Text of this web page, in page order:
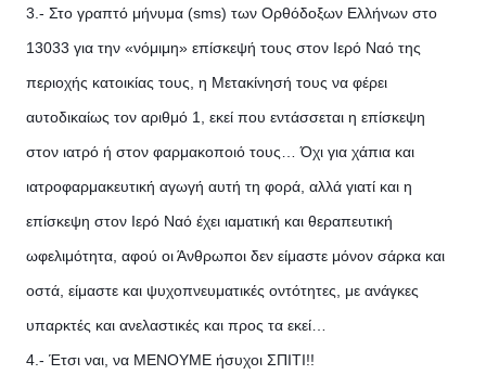
3.- Στο γραπτό μήνυμα (sms) των Ορθόδοξων Ελλήνων στο
13033 για την «νόμιμη» επίσκεψή τους στον Ιερό Ναό της
περιοχής κατοικίας τους, η Μετακίνησή τους να φέρει
αυτοδικαίως τον αριθμό 1, εκεί που εντάσσεται η επίσκεψη
στον ιατρό ή στον φαρμακοποιό τους… Όχι για χάπια και
ιατροφαρμακευτική αγωγή αυτή τη φορά, αλλά γιατί και η
επίσκεψη στον Ιερό Ναό έχει ιαματική και θεραπευτική
ωφελιμότητα, αφού οι Άνθρωποι δεν είμαστε μόνον σάρκα και
οστά, είμαστε και ψυχοπνευματικές οντότητες, με ανάγκες
υπαρκτές και ανελαστικές και προς τα εκεί…
4.- Έτσι ναι, να ΜΕΝΟΥΜΕ ήσυχοι ΣΠΙΤΙ!!